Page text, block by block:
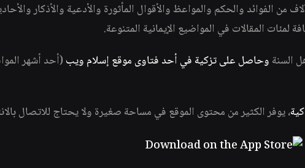
الفوائد والحكم والمواعظ والأقوال المأثورة والأدعية والأذكار
لمئات المقالات في المواضيع الإيمانية المتنوعة.
السنة وحاصل على تزكية في أحد فتاوى موقع إسلام ويب (أحد أشهر
، يوفر الكثير من محتوى الموقع في مساحة صغيرة ولا يحتاج للاتصال